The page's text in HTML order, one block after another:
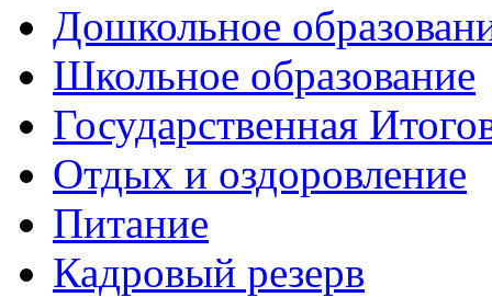
Дошкольное
Школьное образование
Государственная
Отдых и оздоровление
Питание
Кадровый резерв